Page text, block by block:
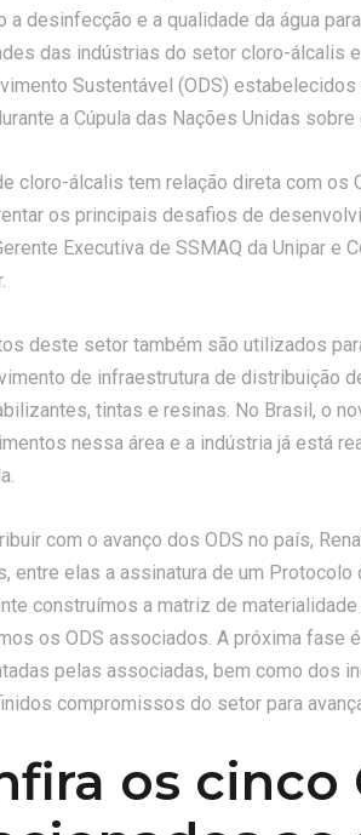
a desinfecção e a qualidade da água
das indústrias do setor cloro-álcalis
Sustentável (ODS)
a Cúpula das Nações Unidas
cloro-álcalis tem relação direta com os
os principais desafios de
Executiva de SSMAQ da Unipar e
deste setor também são utilizados
de infraestrutura de distribuição
tintas e resinas. No Brasil, o
nessa área e a indústria já está
com o avanço dos ODS no país,
entre elas a assinatura de um
construímos a matriz de
os ODS associados. A próxima fase
pelas associadas, bem como dos
compromissos do setor para
os cinco